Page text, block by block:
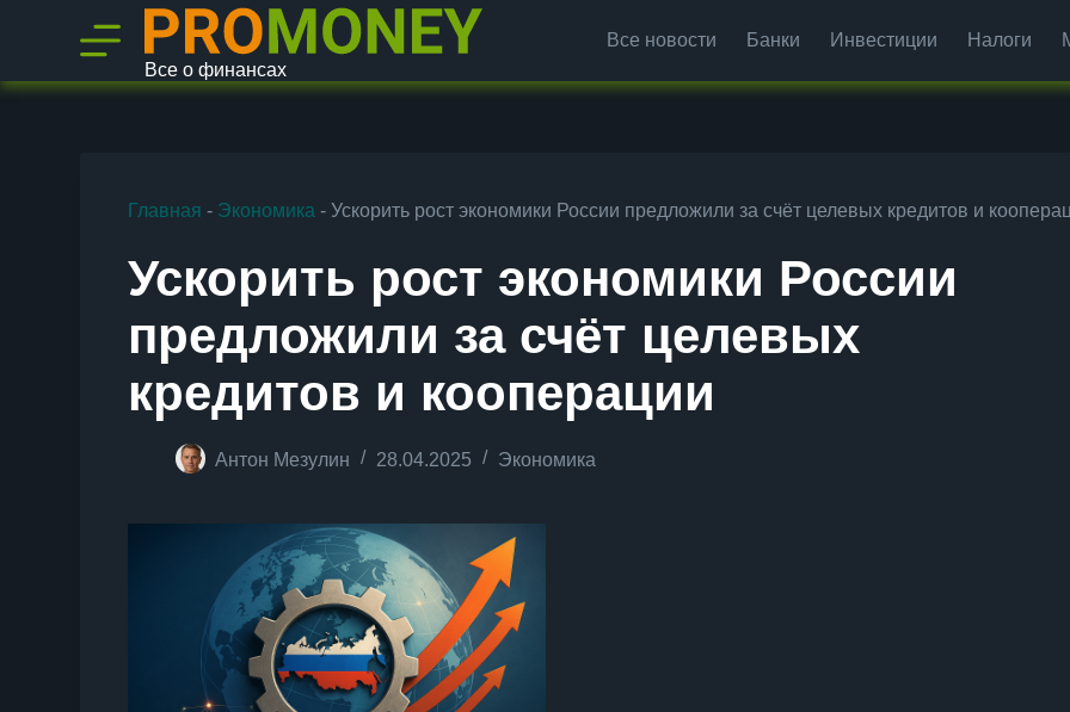
е
Все о финансах
Все новости Банки Инвестиции Налоги
Главная - Экономика -Ускорить рост экономики России предложили за счёт целевых кредитов и
Ускорить рост экономики России
предложили за счёт целевых
кредитов и кооперации
Антон Мезулин 28.04.2025 Экономика